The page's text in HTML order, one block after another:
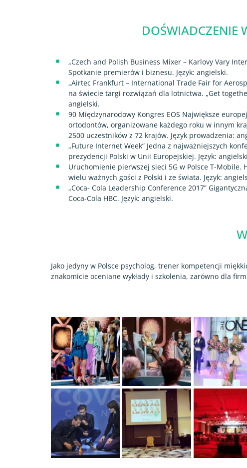
„Czech and Polish Business Mixer – Karlovy Vary
Spotkanie premierów i biznesu. Język: angielski.
„Airtec Frankfurt – International Trade Fair for
na świecie targi rozwiązań dla lotnictwa. „Get
angielski.
90 Międzynarodowy Kongres EOS Największe
ortodontów, organizowane każdego roku w innym
2500 uczestników z 72 krajów. Język prowadzenia:
„Future Internet Week” Jedna z najważniejszych
prezydencji Polski w Unii Europejskiej. Język:
Uruchomienie pierwszej sieci 5G w Polsce T-Mobile.
wielu ważnych gości z Polski i ze świata. Język:
„Coca- Cola Leadership Conference 2017”
Coca-Cola HBC. Język: angielski.
Jako jedyny w Polsce psycholog, trener kompetencji
znakomicie oceniane wykłady i szkolenia, zarówno dla